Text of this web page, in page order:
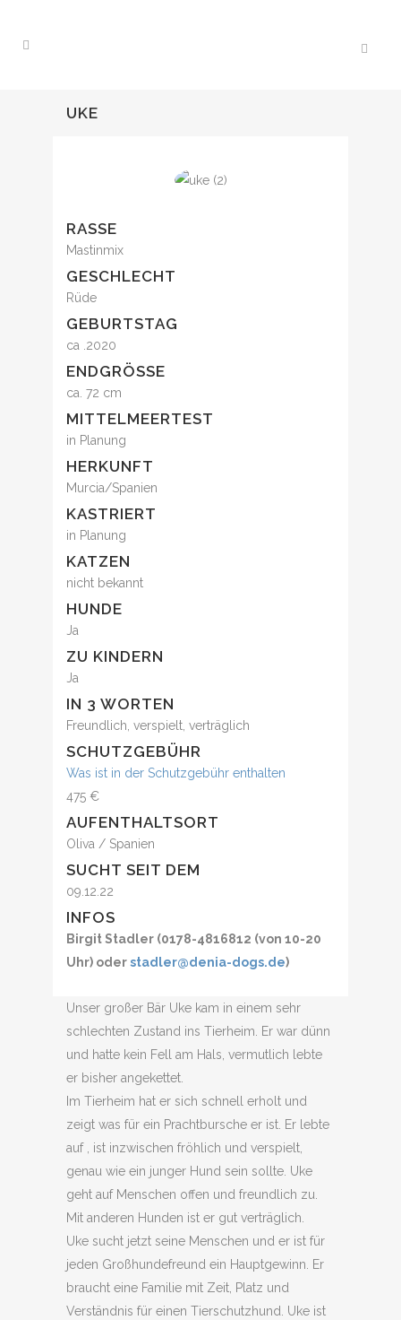
UKE
RASSE
Mastinmix
GESCHLECHT
Rüde
GEBURTSTAG
ca .2020
ENDGRÖSSE
ca. 72 cm
MITTELMEERTEST
in Planung
HERKUNFT
Murcia/Spanien
KASTRIERT
in Planung
KATZEN
nicht bekannt
HUNDE
Ja
ZU KINDERN
Ja
IN 3 WORTEN
Freundlich, verspielt, verträglich
SCHUTZGEBÜHR
Was ist in der Schutzgebühr enthalten
475 €
AUFENTHALTSORT
Oliva / Spanien
SUCHT SEIT DEM
09.12.22
INFOS
Birgit Stadler (0178-4816812 (von 10-20
Uhr) oderstadler@denia-dogs.de)
Unser großer Bär Uke kam in einem sehr
schlechten Zustand ins Tierheim. Er war dünn
und hatte kein Fell am Hals, vermutlich lebte
er bisher angekettet.
Im Tierheim hat er sich schnell erholt und
zeigt was für ein Prachtbursche er ist. Er lebte
auf , ist inzwischen fröhlich und verspielt,
genau wie ein junger Hund sein sollte. Uke
geht auf Menschen offen und freundlich zu.
Mit anderen Hunden ist er gut verträglich.
Uke sucht jetzt seine Menschen und er ist für
jeden Großhundefreund ein Hauptgewinn. Er
braucht eine Familie mit Zeit, Platz und
Verständnis für einen Tierschutzhund. Uke ist